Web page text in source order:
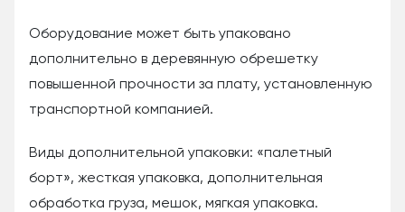
Оборудование может быть упаковано
дополнительно в деревянную обрешетку
повышенной прочности за плату, установленную
транспортной компанией.
Виды дополнительной упаковки: «палетный
борт», жесткая упаковка, дополнительная
обработка груза, мешок, мягкая упаковка.